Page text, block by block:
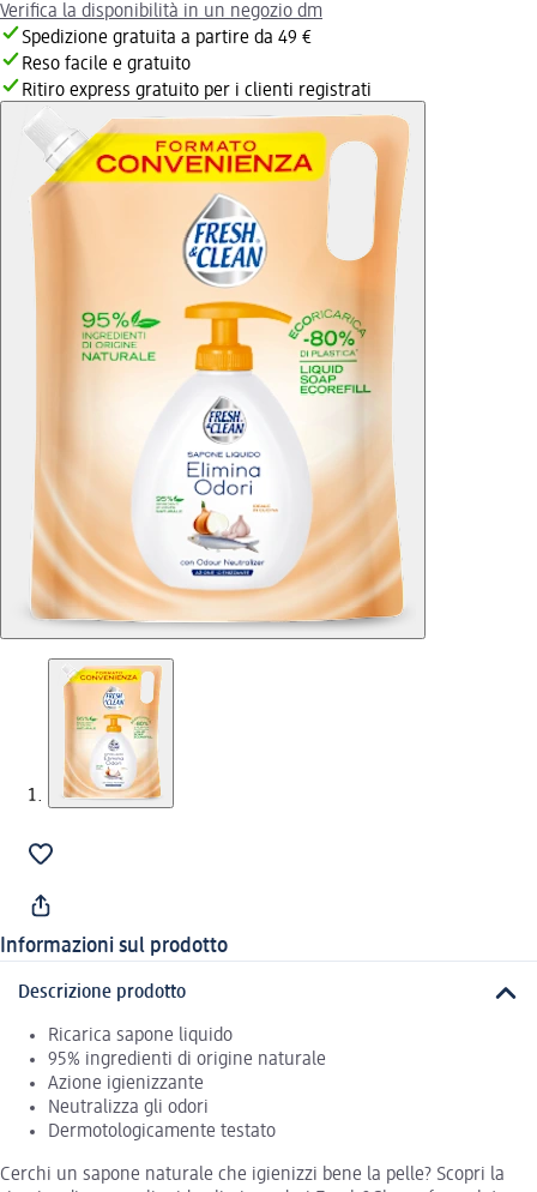
Verifica la disponibilità in un negozio dm
Spedizione gratuita a partire da 49 €
Reso facile e gratuito
Ritiro express gratuito per i clienti registrati
Informazioni sul prodotto
Descrizione prodotto
Ricarica sapone liquido
95% ingredienti di origine naturale
Azione igienizzante
Neutralizza gli odori
Dermotologicamente testato
Cerchi un sapone naturale che igienizzi bene la pelle? Scopri la